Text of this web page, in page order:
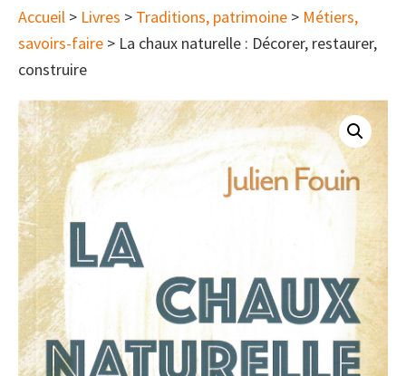
Accueil > Livres > Traditions, patrimoine > Métiers,
savoirs-faire > La chaux naturelle : Décorer, restaurer,
construire